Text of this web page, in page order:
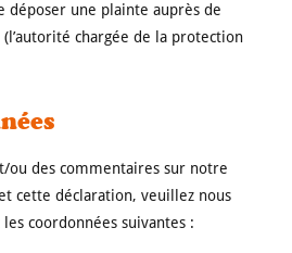
déposer une plainte auprès de
(l’autorité chargée de la protection
ou des commentaires sur notre
cette déclaration, veuillez nous
coordonnées suivantes :